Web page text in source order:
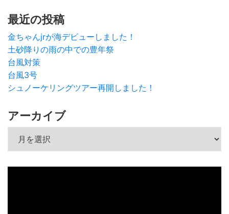
最近の投稿
金ちゃんjrが海デビューしました！
土砂降りの雨の中での豊年祭
台風対策
台風3号
シュノーケリングツアー再開しました！
アーカイブ